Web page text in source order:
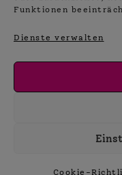
Funktionen
Dienste verwalten
Cookie-